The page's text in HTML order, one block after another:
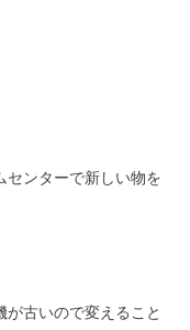
センターで新しい物を
古いので変えること